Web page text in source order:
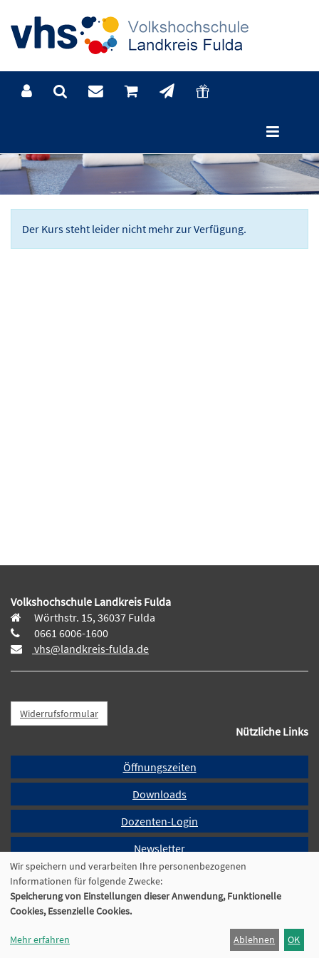
Der Kurs steht leider nicht mehr zur Verfügung.
Volkshochschule Landkreis Fulda
Wörthstr. 15, 36037 Fulda
0661 6006-1600
vhs@landkreis-fulda.de
Widerrufsformular
Nützliche Links
Öffnungszeiten
Downloads
Dozenten-Login
Newsletter
Programmheft
Cookie Einstellungen
© 2026 Kufer Software GmbH
Wir speichern und verarbeiten Ihre personenbezogenen
Informationen für folgende Zwecke:
Speicherung von Einstellungen dieser Anwendung, Funktionelle
Cookies, Essenzielle Cookies.
Mehr erfahren Ablehnen OK